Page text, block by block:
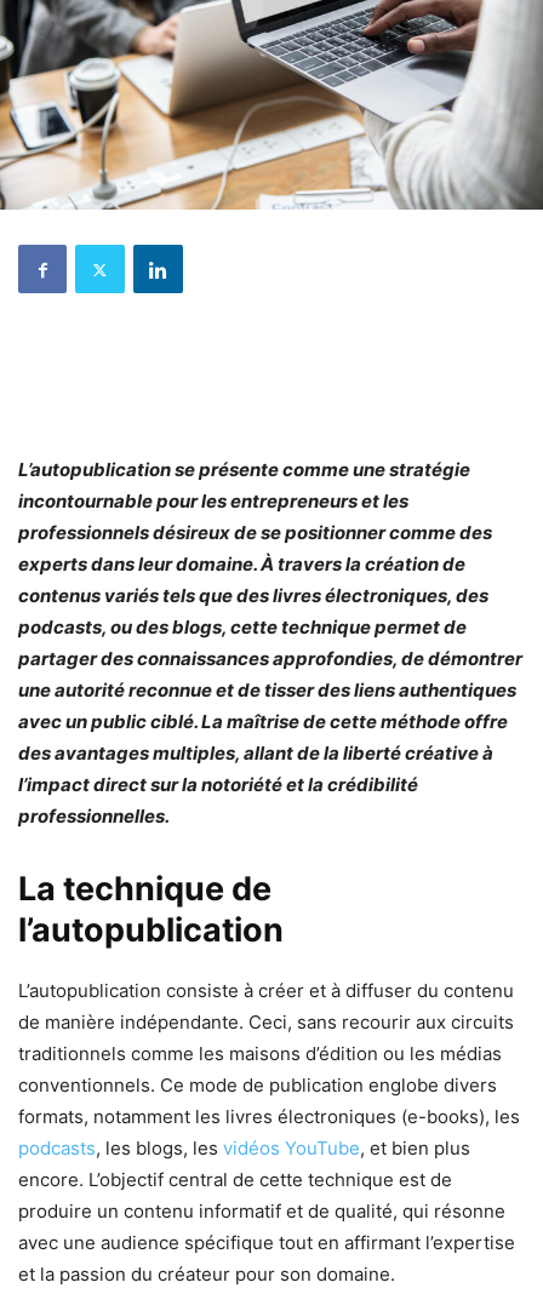
L’autopublication se présente comme une stratégie
incontournable pour les entrepreneurs et les
professionnels désireux de se positionner comme des
experts dans leur domaine. À travers la création de
contenus variés tels que des livres électroniques, des
podcasts, ou des blogs, cette technique permet de
partager des connaissances approfondies, de démontrer
une autorité reconnue et de tisser des liens authentiques
avec un public ciblé. La maîtrise de cette méthode offre
des avantages multiples, allant de la liberté créative à
l’impact direct sur la notoriété et la crédibilité
professionnelles.
La technique de
l’autopublication
L’autopublication consiste à créer et à diffuser du contenu
de manière indépendante. Ceci, sans recourir aux circuits
traditionnels comme les maisons d’édition ou les médias
conventionnels. Ce mode de publication englobe divers
formats, notamment les livres électroniques (e-books), les
podcasts, les blogs, les vidéos YouTube, et bien plus
encore. L’objectif central de cette technique est de
produire un contenu informatif et de qualité, qui résonne
avec une audience spécifique tout en affirmant l’expertise
et la passion du créateur pour son domaine.